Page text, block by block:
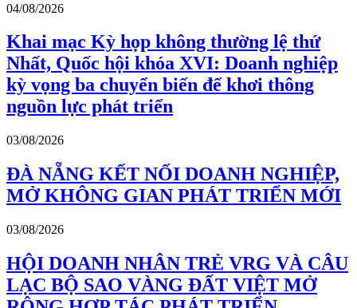
04/08/2026
Khai mạc Kỳ họp không thường lệ thứ
Nhất, Quốc hội khóa XVI: Doanh nghiệp
kỳ vọng ba chuyển biến để khơi thông
nguồn lực phát triển
03/08/2026
ĐÀ NẴNG KẾT NỐI DOANH NGHIỆP,
MỞ KHÔNG GIAN PHÁT TRIỂN MỚI
03/08/2026
HỘI DOANH NHÂN TRẺ VRG VÀ CÂU
LẠC BỘ SAO VÀNG ĐẤT VIỆT MỞ